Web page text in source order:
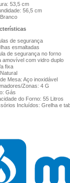
53,5 cm
56,5 cm
de segurança
esmaltadas
de segurança no forno
amovível com vidro duplo
fixa
Mesa: Aço inoxidável
Zonas: 4 G
Gás
do Forno: 55 Litros
Incluídos: Grelha e